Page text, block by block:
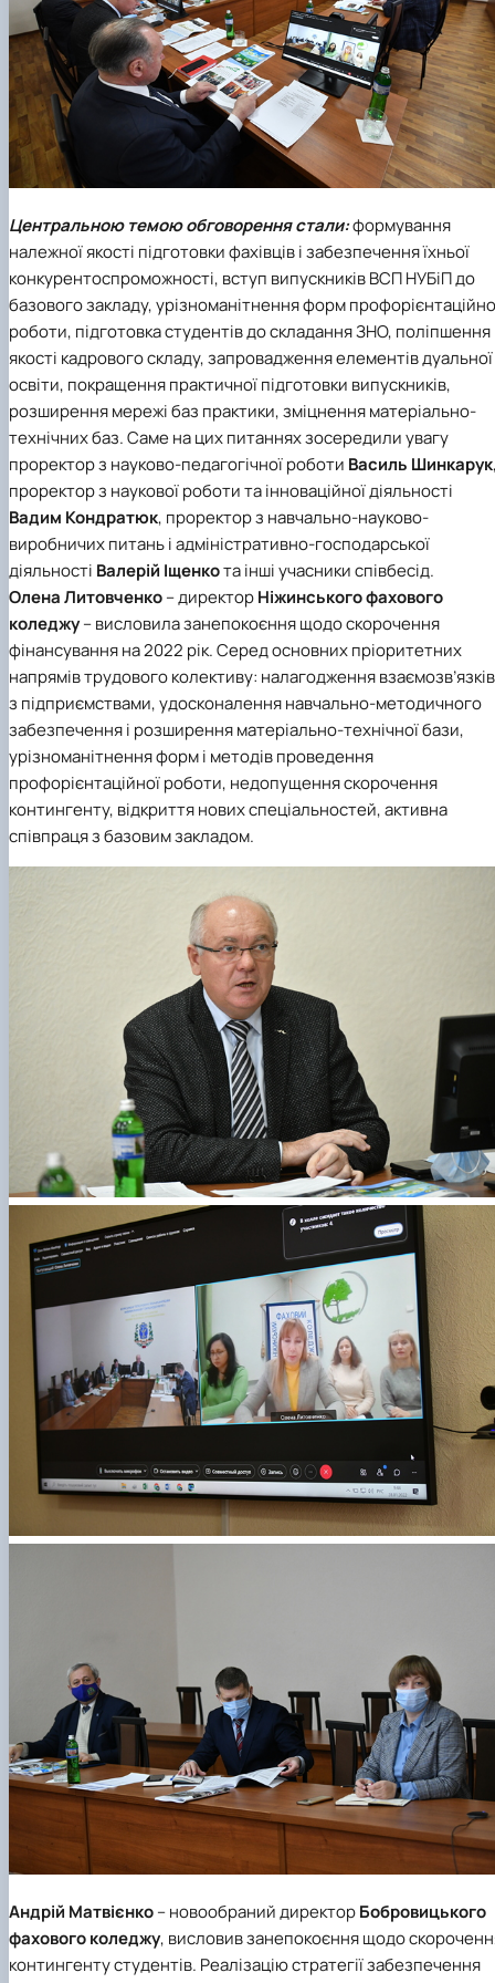
Центральною темою обговорення стали:формування
належної якості підготовки фахівців і забезпечення їхньої
конкурентоспроможності, вступ випускників ВСП НУБіП до
базового закладу, урізноманітнення форм
роботи, підготовка студентів до складання ЗНО, поліпшення
якості кадрового складу, запровадження елементів дуальної
освіти, покращення практичної підготовки випускників,
розширення мережі баз практики, зміцнення матеріально-
технічних баз. Саме на цих питаннях зосередили увагу
проректор з науково-педагогічної роботи Василь Шинкарук
проректор з наукової роботи та інноваційної діяльності
Вадим Кондратюк, проректор з навчально-науково-
виробничих питань і адміністративно-господарської
діяльності Валерій Іщенкота інші учасники співбесід.
Олена Литовченко– директорНіжинського фахового
коледжу– висловила занепокоєння щодо скорочення
фінансування на 2022 рік. Серед основних пріоритетних
напрямів трудового колективу: налагодження взаємозв’язків
з підприємствами, удосконалення навчально-методичного
забезпечення і розширення матеріально-технічної бази,
урізноманітнення форм і методів проведення
профорієнтаційної роботи, недопущення скорочення
контингенту, відкриття нових спеціальностей, активна
співпраця з базовим закладом.
Андрій Матвієнко– новообраний директорБобровицького
фахового коледжу, висловив занепокоєння щодо
контингенту студентів. Реалізацію стратегії забезпечення